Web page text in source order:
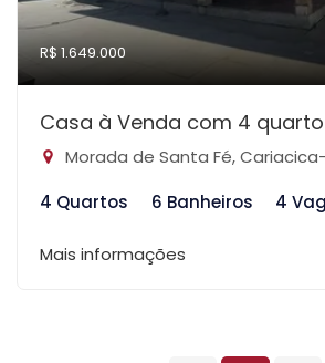
R$ 1.649.000
Casa à Venda com 4
Morada de Santa Fé, Cariacica-
4 Quartos
6 Banheiros 4
Mais informações